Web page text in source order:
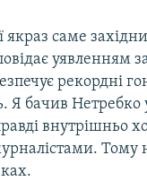
саме
уявленням
рекордні
Я бачив Нетребко
внутрішньо
Тому